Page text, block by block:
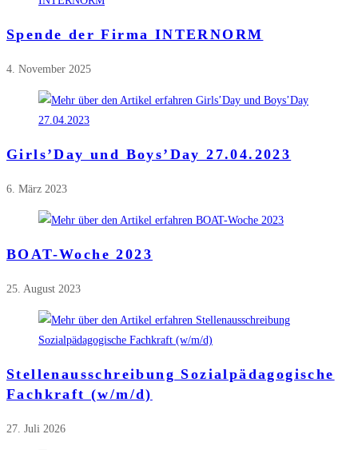
Spende der Firma INTERNORM
4. November 2025
Girls’Day und Boys’Day 27.04.2023
6. März 2023
BOAT-Woche 2023
25. August 2023
Stellenausschreibung Sozialpädagogische
Fachkraft (w/m/d)
27. Juli 2026